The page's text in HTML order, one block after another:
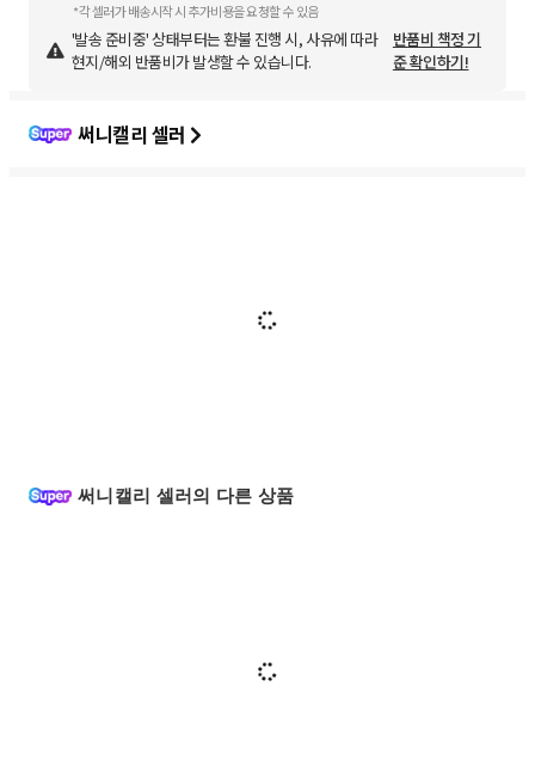
*각 셀러가 배송시작 시 추가비용을 요청할 수 있음
'발송 준비중' 상태부터는 환불 진행 시, 사유에 따라
현지/해외 반품비가 발생할 수 있습니다.
반품비 책정 기
준 확인하기!
써니캘리 셀러
써니캘리 셀러의 다른 상품